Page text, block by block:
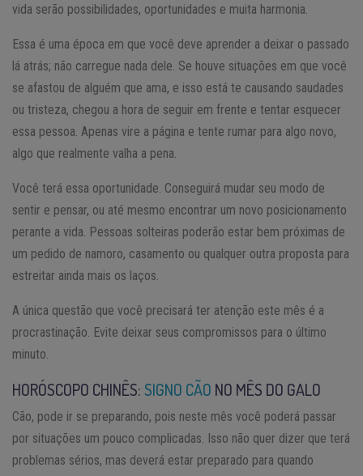
vida serão possibilidades, oportunidades e muita harmonia.
Essa é uma época em que você deve aprender a deixar o passado
lá atrás; não carregue nada dele. Se houve situações em que você
se afastou de alguém que ama, e isso está te causando saudades
ou tristeza, chegou a hora de seguir em frente e tentar esquecer
essa pessoa. Apenas vire a página e tente rumar para algo novo,
algo que realmente valha a pena.
Você terá essa oportunidade. Conseguirá mudar seu modo de
sentir e pensar, ou até mesmo encontrar um novo posicionamento
perante a vida. Pessoas solteiras poderão estar bem próximas de
um pedido de namoro, casamento ou qualquer outra proposta para
estreitar ainda mais os laços.
A única questão que você precisará ter atenção este mês é a
procrastinação. Evite deixar seus compromissos para o último
minuto.
HORÓSCOPO CHINÊS:SIGNO CÃO NO MÊS DO GALO
Cão, pode ir se preparando, pois neste mês você poderá passar
por situações um pouco complicadas. Isso não quer dizer que terá
problemas sérios, mas deverá estar preparado para quando